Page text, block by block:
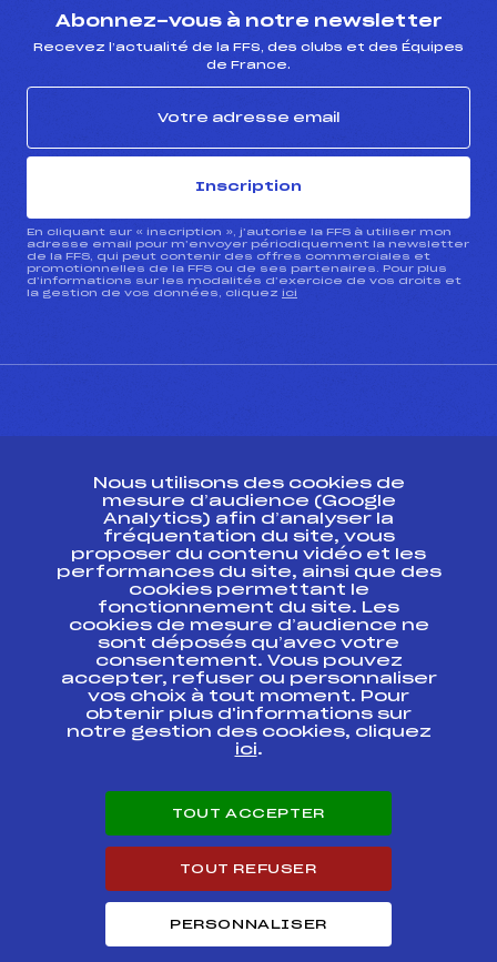
Abonnez-vous à notre newsletter
Recevez l’actualité de la FFS, des clubs et des Équipes
de France.
Inscription
En cliquant sur « inscription », j’autorise la FFS à utiliser mon
adresse email pour m’envoyer périodiquement la newsletter
de la FFS, qui peut contenir des offres commerciales et
promotionnelles de la FFS ou de ses partenaires. Pour plus
d’informations sur les modalités d’exercice de vos droits et
la gestion de vos données, cliquez ici
Ressources
Pass’Neige
Projet sportif fédéral
Projet de performance fédéral
Antidopage
Pôle Développement, Formation, Suivi
Scientifique
Listes ministérielles
Pôle vie de l’athlète
Enseignement professionnel
Carrières
Nous utilisons des cookies de
mesure d’audience (Google
Analytics) afin d’analyser la
fréquentation du site, vous
proposer du contenu vidéo et les
performances du site, ainsi que des
cookies permettant le
fonctionnement du site. Les
cookies de mesure d’audience ne
sont déposés qu’avec votre
consentement. Vous pouvez
accepter, refuser ou personnaliser
vos choix à tout moment. Pour
obtenir plus d'informations sur
notre gestion des cookies, cliquez
ici.
TOUT ACCEPTER
TOUT REFUSER
PERSONNALISER